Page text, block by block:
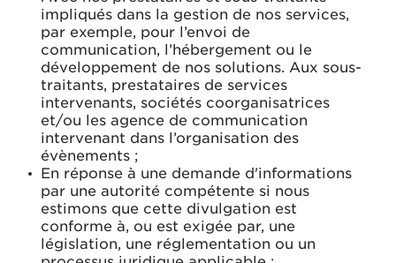
impliqués dans la gestion de nos services,
par exemple, pour l’envoi de
communication, l’hébergement ou le
développement de nos solutions. Aux sous-
traitants, prestataires de services
intervenants, sociétés coorganisatrices
et/ou les agence de communication
intervenant dans l’organisation des
évènements ;
En réponse à une demande d'informations
par une autorité compétente si nous
estimons que cette divulgation est
conforme à, ou est exigée par, une
législation, une réglementation ou un